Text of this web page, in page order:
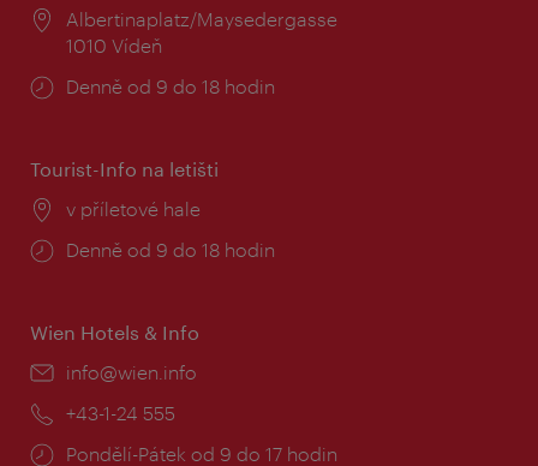
Místo:
Albertinaplatz/Maysedergasse
1010 Vídeň
Provozní
Denně od 9 do 18 hodin
Tourist-Info na letišti
Místo:
v příletové hale
Provozní
Denně od 9 do 18 hodin
Wien Hotels & Info
E-
info@wien.info
Telefon:
+43-1-24 555
Provozní
Pondělí-Pátek od 9 do 17 hodin